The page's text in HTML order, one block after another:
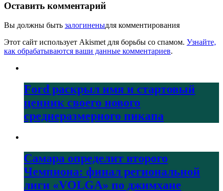
Оставить комментарий
Вы должны быть залогиненыдля комментирования
Этот сайт использует Akismet для борьбы со спамом. Узнайте,
как обрабатываются ваши данные комментариев.
Ford раскрыл имя и стартовый
ценник своего нового
среднеразмерного пикапа
Самара определит второго
Чемпиона: финал региональной
лиги «VOLGA» по джимхане